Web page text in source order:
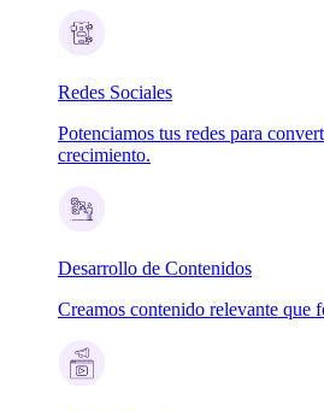
Redes Sociales
Potenciamos tus redes para
crecimiento.
Desarrollo de Contenidos
Creamos contenido relevante que